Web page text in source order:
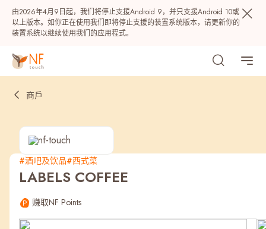
由2026年4月9日起，我们将停止支援Android 9，并只支援Android 10或
以上版本。如你正在使用我们即将停止支援的装置系统版本，请更新你的
装置系统以继续使用我们的应用程式。
热门
商戶
#酒吧及饮品#西式菜
LABELS COFFEE
赚取NF Points